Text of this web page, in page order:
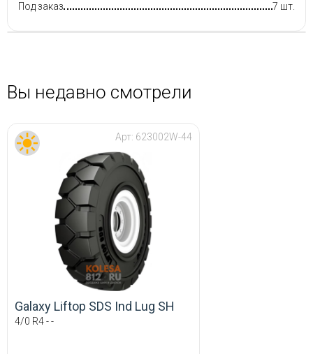
Под заказ
7 шт.
Вы недавно смотрели
Арт: 623002W-44
Galaxy Liftop SDS Ind Lug SH
4/0 R4 - -